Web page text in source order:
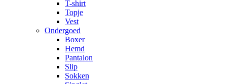
T-shirt
Topje
Vest
Ondergoed
Boxer
Hemd
Pantalon
Slip
Sokken